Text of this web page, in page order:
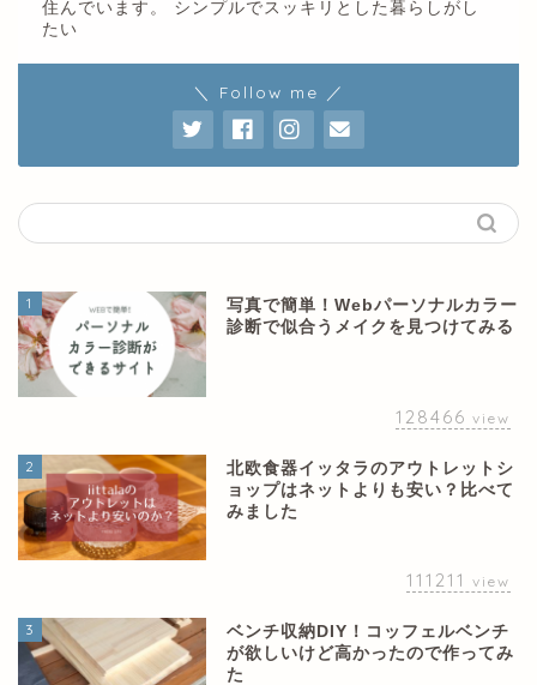
住んでいます。 シンプルでスッキリとした暮らしがし
たい
＼ Follow me ／
1
写真で簡単！Webパーソナルカラー
診断で似合うメイクを見つけてみる
128466 view
2
北欧食器イッタラのアウトレットシ
ョップはネットよりも安い？比べて
みました
111211 view
3
ベンチ収納DIY！コッフェルベンチ
が欲しいけど高かったので作ってみ
た